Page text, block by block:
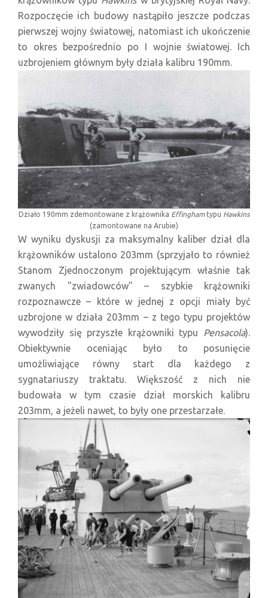
Rozpoczęcie ich budowy nastąpiło jeszcze podczas
pierwszej wojny światowej, natomiast ich ukończenie
to okres bezpośrednio po I wojnie światowej. Ich
uzbrojeniem głównym były działa kalibru 190mm.
Działo 190mm zdemontowane z krążownika Effinghamtypu Hawkins
(zamontowane na Arubie)
W wyniku dyskusji za maksymalny kaliber dział dla
krążowników ustalono 203mm (sprzyjało to również
Stanom Zjednoczonym projektującym właśnie tak
zwanych "zwiadowców" – szybkie krążowniki
rozpoznawcze – które w jednej z opcji miały być
uzbrojone w działa 203mm – z tego typu projektów
wywodziły się przyszłe krążowniki typu Pensacola).
Obiektywnie oceniając było to posunięcie
umożliwiające równy start dla każdego z
sygnatariuszy traktatu. Większość z nich nie
budowała w tym czasie dział morskich kalibru
203mm, a jeżeli nawet, to były one przestarzałe.